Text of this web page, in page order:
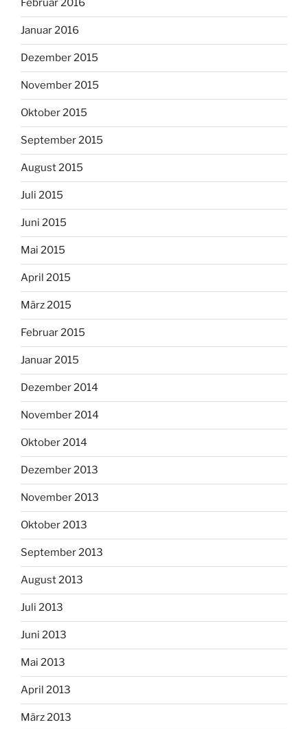
Februar 2016
Januar 2016
Dezember 2015
November 2015
Oktober 2015
September 2015
August 2015
Juli 2015
Juni 2015
Mai 2015
April 2015
März 2015
Februar 2015
Januar 2015
Dezember 2014
November 2014
Oktober 2014
Dezember 2013
November 2013
Oktober 2013
September 2013
August 2013
Juli 2013
Juni 2013
Mai 2013
April 2013
März 2013